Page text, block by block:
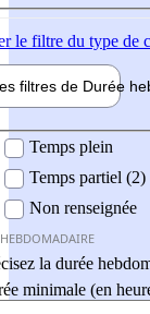
le filtre du type de
filtres de Durée
Temps plein
Temps partiel (2)
Non renseignée
la durée
minimale (en